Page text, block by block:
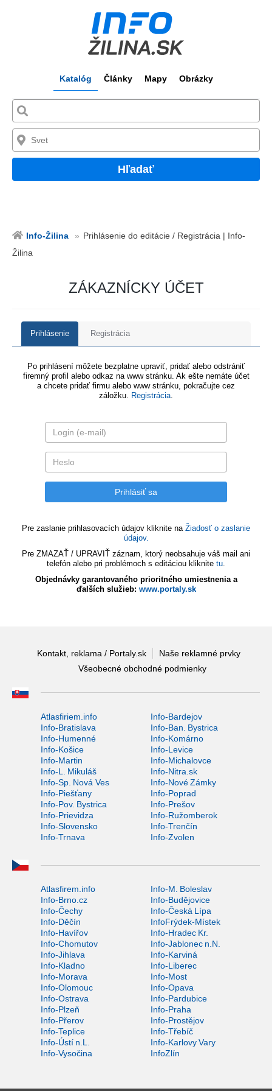
Katalóg Články Mapy Obrázky
Hľadať
Info-Žilina
Prihlásenie do editácie / Registrácia | Info-
Žilina
ZÁKAZNÍCKY ÚČET
Prihlásenie Registrácia
Po prihlásení môžete bezplatne upraviť, pridať alebo odstrániť
firemný profil alebo odkaz na www stránku. Ak ešte nemáte účet
a chcete pridať firmu alebo www stránku, pokračujte cez
záložku. Registrácia.
Pre zaslanie prihlasovacích údajov kliknite na Žiadosť o zaslanie
údajov.
Pre ZMAZAŤ / UPRAVIŤ záznam, ktorý neobsahuje váš mail ani
telefón alebo pri problémoch s editáciou kliknite tu.
Objednávky garantovaného prioritného umiestnenia a
ďalších služieb: www.portaly.sk
Kontakt, reklama / Portaly.sk
Naše reklamné prvky
Všeobecné obchodné podmienky
Atlasfiriem.info
Info-Bardejov
Info-Bratislava
Info-Ban. Bystrica
Info-Humenné
Info-Komárno
Info-Košice
Info-Levice
Info-Martin
Info-Michalovce
Info-L. Mikuláš
Info-Nitra.sk
Info-Sp. Nová Ves
Info-Nové Zámky
Info-Piešťany
Info-Poprad
Info-Pov. Bystrica
Info-Prešov
Info-Prievidza
Info-Ružomberok
Info-Slovensko
Info-Trenčín
Info-Trnava
Info-Zvolen
Atlasfirem.info
Info-M. Boleslav
Info-Brno.cz
Info-Budějovice
Info-Čechy
Info-Česká Lípa
Info-Děčín
InfoFrýdek-Místek
Info-Havířov
Info-Hradec Kr.
Info-Chomutov
Info-Jablonec n.N.
Info-Jihlava
Info-Karviná
Info-Kladno
Info-Liberec
Info-Morava
Info-Most
Info-Olomouc
Info-Opava
Info-Ostrava
Info-Pardubice
Info-Plzeň
Info-Praha
Info-Přerov
Info-Prostějov
Info-Teplice
Info-Třebíč
Info-Ústí n.L.
Info-Karlovy Vary
Info-Vysočina
InfoZlín